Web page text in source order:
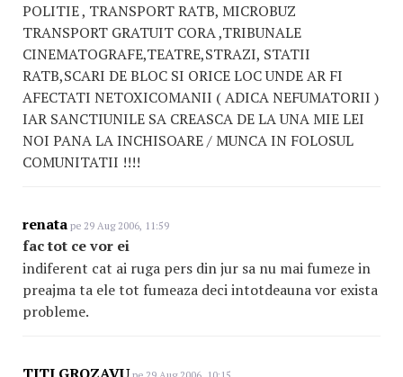
POLITIE , TRANSPORT RATB, MICROBUZ
TRANSPORT GRATUIT CORA ,TRIBUNALE
CINEMATOGRAFE,TEATRE,STRAZI, STATII
RATB,SCARI DE BLOC SI ORICE LOC UNDE AR FI
AFECTATI NETOXICOMANII ( ADICA NEFUMATORII )
IAR SANCTIUNILE SA CREASCA DE LA UNA MIE LEI
NOI PANA LA INCHISOARE / MUNCA IN FOLOSUL
COMUNITATII !!!!
renata pe 29 Aug 2006, 11:59
fac tot ce vor ei
indiferent cat ai ruga pers din jur sa nu mai fumeze in
preajma ta ele tot fumeaza deci intotdeauna vor exista
probleme.